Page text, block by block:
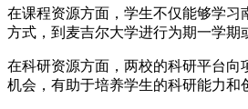
在课程资源方面，学生不仅能够学
方式，到麦吉尔大学进行为期一学期
在科研资源方面，两校的科研平台
机会，有助于培养学生的科研能力和